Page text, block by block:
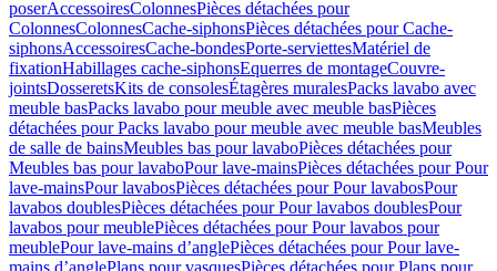
poserAccessoiresColonnesPièces détachées pour
ColonnesColonnesCache-siphonsPièces détachées pour Cache-
siphonsAccessoiresCache-bondesPorte-serviettesMatériel de
fixationHabillages cache-siphonsEquerres de montageCouvre-
jointsDosseretsKits de consolesÉtagères muralesPacks lavabo avec
meuble basPacks lavabo pour meuble avec meuble basPièces
détachées pour Packs lavabo pour meuble avec meuble basMeubles
de salle de bainsMeubles bas pour lavaboPièces détachées pour
Meubles bas pour lavaboPour lave-mainsPièces détachées pour Pour
lave-mainsPour lavabosPièces détachées pour Pour lavabosPour
lavabos doublesPièces détachées pour Pour lavabos doublesPour
lavabos pour meublePièces détachées pour Pour lavabos pour
meublePour lave-mains d’anglePièces détachées pour Pour lave-
mains d’anglePlans pour vasquesPièces détachées pour Plans pour